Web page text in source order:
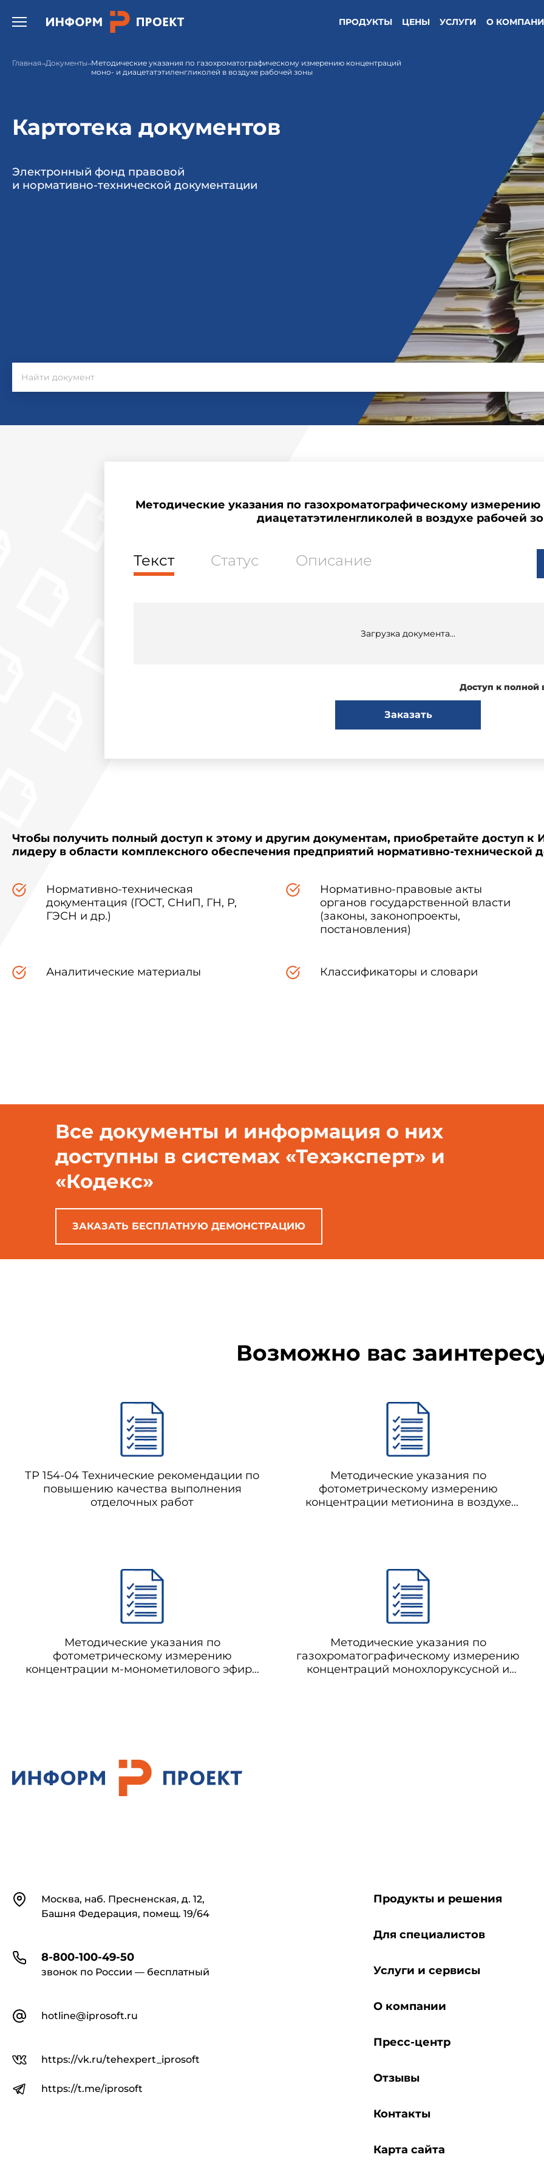
Открыть бургер меню. ПРОДУКТЫ ЦЕНЫ УСЛУГИ О
Главная Документы Методические указания по газохроматографическому измерению концентраций
моно- и диацетатэтиленгликолей в воздухе рабочей зоны
Картотека документов
Электронный фонд правовой
и нормативно-технической документации
Методические указания по газохроматографическому
диацетатэтиленгликолей в воздухе рабочей
Текст Статус Описание
Загрузка документа...
Доступ к полной
Заказать
Чтобы получить полный доступ к этому и другим документам, приобретайте доступ к
лидеру в области комплексного обеспечения предприятий нормативно-технической
Нормативно-техническая
документация (ГОСТ, СНиП, ГН, Р,
ГЭСН и др.)
Нормативно-правовые акты
органов государственной власти
(законы, законопроекты,
постановления)
Аналитические материалы Классификаторы и словари
Все документы и информация о них
доступны в системах «Техэксперт» и
«Кодекс»
ЗАКАЗАТЬ БЕСПЛАТНУЮ ДЕМОНСТРАЦИЮ
Возможно вас
ТР 154-04 Технические рекомендации по
повышению качества выполнения
отделочных работ
Методические указания по
фотометрическому измерению
концентрации метионина в воздухе
Методические указания по
фотометрическому измерению
концентрации м-монометилового эфира
Методические указания по
газохроматографическому измерению
концентраций монохлоруксусной и
КонтактыМосква, наб. Пресненская, д. 12,
Башня Федерация, помещ. 19/64
8-800-100-49-50
звонок по России — бесплатный
hotline@iprosoft.ru
https://vk.ru/tehexpert_iprosoft
https://t.me/iprosoft
Продукты и решения
Для специалистов
Услуги и сервисы
О компании
Пресс-центр
Отзывы
Контакты
Карта сайта